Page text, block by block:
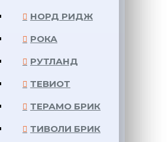
НОРД РИДЖ
РОКА
РУТЛАНД
ТЕВИОТ
ТЕРАМО БРИК
ТИВОЛИ БРИК